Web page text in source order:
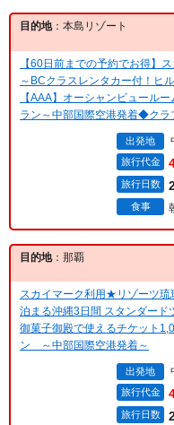
目的地：本島リゾート
【60日前までの予約でお得】
～BCクラスレンタカー付！ヒ
【AAA】オーシャンビュール
ラン～中部国際空港発着◆クラ
出発地
旅行代金
旅行日数
食事
目的地：那覇
スカイマーク利用★リゾーツ
泊まる沖縄3日間 スタンダー
御菓子御殿で使えるチケット
ン ～中部国際空港発着～
出発地
旅行代金
旅行日数